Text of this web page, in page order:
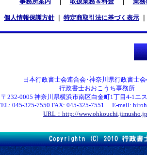
個人情報保護方針 特定商取引法に基づく表示
日本行政書士会連合会･神奈川県行政書士
行政書士おおこうち事務所
0005 神奈川県横浜市南区白金町1丁目4-1エ
045-325-7550 FAX: 045-325-7551 E-mail:
URL：http://www.ohkouchi.jimusho.jp